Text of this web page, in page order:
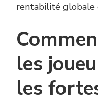
rentabilité globale
les
les